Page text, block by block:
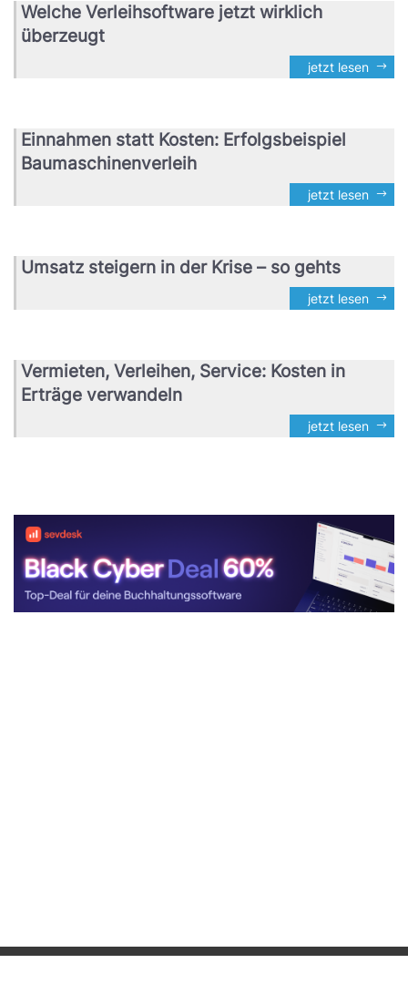
Welche Verleihsoftware jetzt wirklich
überzeugt
jetzt lesen
Einnahmen statt Kosten: Erfolgsbeispiel
Baumaschinenverleih
jetzt lesen
Umsatz steigern in der Krise – so gehts
jetzt lesen
Vermieten, Verleihen, Service: Kosten in
Erträge verwandeln
jetzt lesen